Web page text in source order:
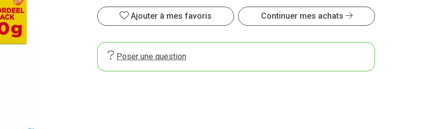
Ajouter à mes favoris Continuer mes achats
Poser une question